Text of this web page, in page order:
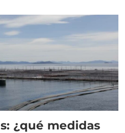
¿qué medidas